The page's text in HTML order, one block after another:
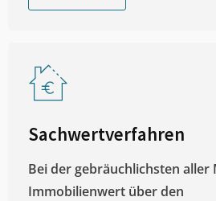
Sachwertverfahren
Bei der gebräuchlichsten
Immobilienwert über den